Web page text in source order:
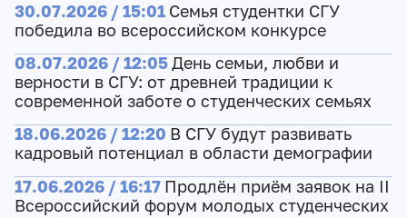
30.07.2026 / 15:01 Семья студентки СГУ
победила во всероссийском конкурсе
08.07.2026 / 12:05День семьи, любви и
верности в СГУ: от древней традиции к
современной заботе о студенческих семьях
18.06.2026 / 12:20 В СГУ будут развивать
кадровый потенциал в области демографии
17.06.2026 / 16:17 Продлён приём заявок на II
Всероссийский форум молодых студенческих